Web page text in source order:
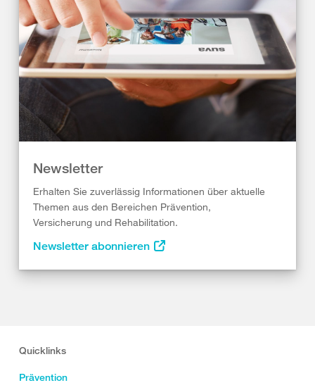
Newsletter
Erhalten Sie zuverlässig Informationen über aktuelle
Themen aus den Bereichen Prävention,
Versicherung und Rehabilitation.
Newsletter abonnieren
Quicklinks
Prävention